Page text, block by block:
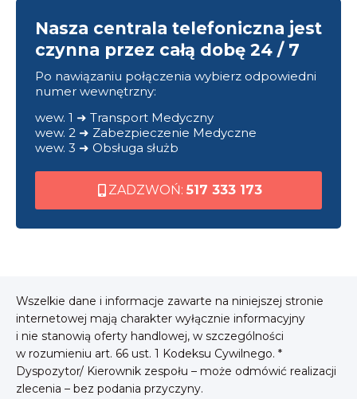
Nasza centrala telefoniczna jest
czynna przez całą dobę 24 / 7
Po nawiązaniu połączenia wybierz odpowiedni
numer wewnętrzny:
wew. 1 ➜ Transport Medyczny
wew. 2 ➜ Zabezpieczenie Medyczne
wew. 3 ➜ Obsługa służb
ZADZWOŃ: 517 333 173
Wszelkie dane i informacje zawarte na niniejszej stronie
internetowej mają charakter wyłącznie informacyjny
i nie stanowią oferty handlowej, w szczególności
w rozumieniu art. 66 ust. 1 Kodeksu Cywilnego. *
Dyspozytor/ Kierownik zespołu – może odmówić realizacji
zlecenia – bez podania przyczyny.